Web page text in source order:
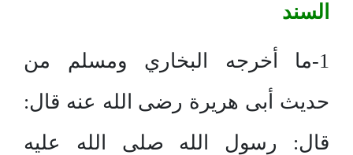
السند
1-ما أخرجه البخاري ومسلم من
حديث أبى هريرة رضى الله عنه قال:
قال: رسول الله صلى الله عليه